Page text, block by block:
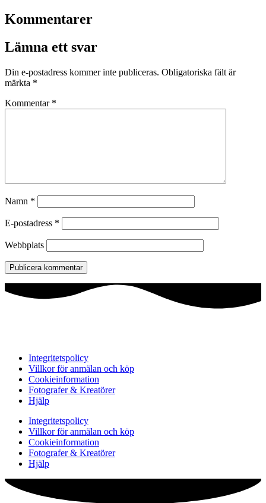
Kommentarer
Lämna ett svar
Din e-postadress kommer inte publiceras. Obligatoriska fält är
märkta *
Kommentar *
Namn *
E-postadress *
Webbplats
Integritetspolicy
Villkor för anmälan och köp
Cookieinformation
Fotografer & Kreatörer
Hjälp
Integritetspolicy
Villkor för anmälan och köp
Cookieinformation
Fotografer & Kreatörer
Hjälp